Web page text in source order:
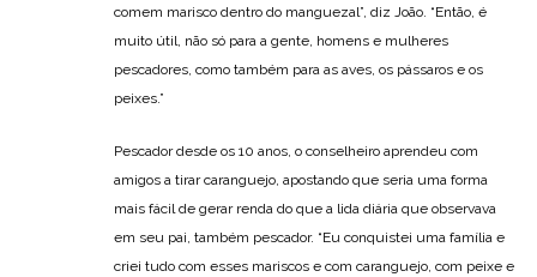
comem marisco dentro do manguezal”, diz João. “Então, é
muito útil, não só para a gente, homens e mulheres
pescadores, como também para as aves, os pássaros e os
peixes.”
Pescador desde os 10 anos, o conselheiro aprendeu com
amigos a tirar caranguejo, apostando que seria uma forma
mais fácil de gerar renda do que a lida diária que observava
em seu pai, também pescador. “Eu conquistei uma família e
criei tudo com esses mariscos e com caranguejo, com peixe e